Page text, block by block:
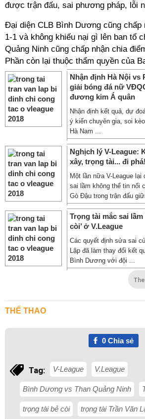
được trận đấu, sai phương pháp, lỗi
Đại diện CLB Bình Dương cũng chấp
1-1 và không khiếu nại gì lên ban tổ
Quảng Ninh cũng chấp nhận chia
Phần còn lại thuộc thẩm quyền của
Nhận định Hà Nội vs
giải bóng đá nữ
đương kim Á quân
Nhận định kết quả, dự
ý kiến chuyên gia, soi
Hà Nam ...
Nghịch lý V-League:
xây, trọng tài... đi phá!
Một lần nữa V-League lại
sai lầm không thể tin nổi
Gò Đậu trong trận đấu
Trọng tài mắc sai
còi’ ở V.League
Các quyết định sửa sai
Lập đã làm thay đổi kết
Bình Dương với đội ...
THỂ THAO
0Chia sẻ
Tag: V-League V.League
Bình Dương vs Than Quảng Ninh
trọng tài bẻ còi trọng tài Trần Văn